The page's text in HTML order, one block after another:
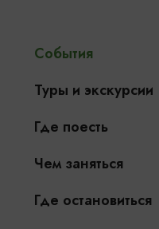
События
Туры и экскурсии
Где поесть
Чем заняться
Где остановиться